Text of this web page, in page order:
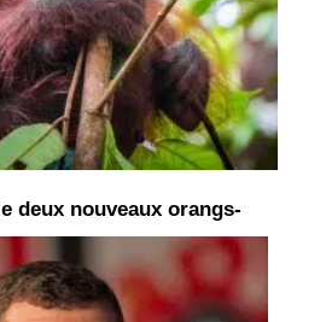
deux nouveaux orangs-